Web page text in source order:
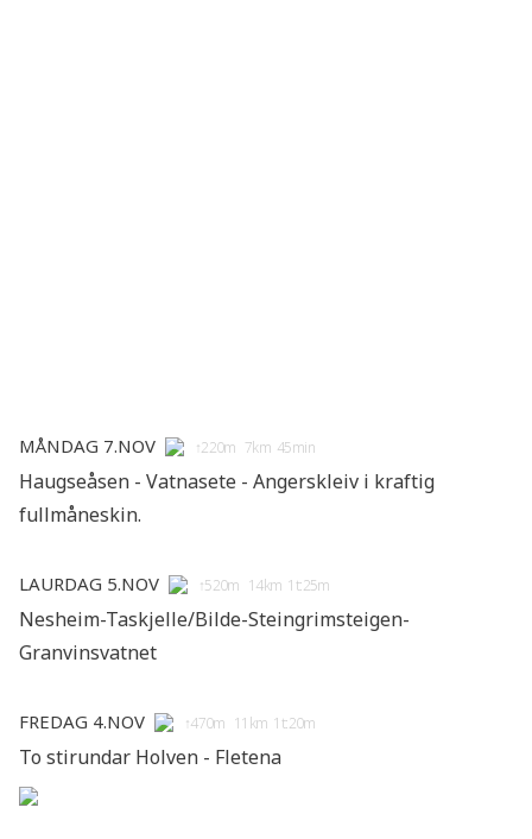
Måndag 7.nov ↑220m 7km 45min
Haugseåsen - Vatnasete - Angerskleiv i kraftig
fullmåneskin.
Laurdag 5.nov ↑520m 14km 1t:25m
Nesheim-Taskjelle/Bilde-Steingrimsteigen-
Granvinsvatnet
Fredag 4.nov ↑470m 11km 1t:20m
To stirundar Holven - Fletena